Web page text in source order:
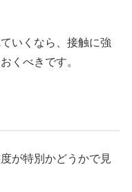
いくなら、接触に強
くべきです。
が特別かどうかで見